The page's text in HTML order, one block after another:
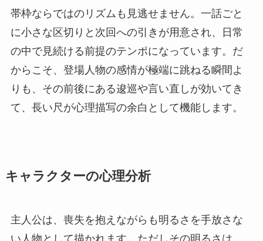
帯枠ならではのリズムも見逃せません。一話ごと
に小さな区切りと次回への引きが用意され、日常
の中で見続ける前提のテンポになっています。だ
からこそ、登場人物の感情が極端に跳ねる瞬間よ
りも、その前後にある逡巡や言い直しが効いてき
て、長い尺が心理描写の余白として機能します。
キャラクターの心理分析
主人公は、喪失を抱えながらも明るさを手放さな